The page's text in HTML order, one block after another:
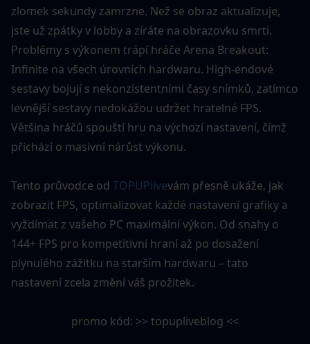
zlomek sekundy zamrzne. Než se obraz aktualizuje,
jste už zpátky v lobby a zíráte na obrazovku smrti.
Problémy s výkonem trápí hráče Arena Breakout:
Infinite na všech úrovních hardwaru. High-endové
sestavy bojují s nekonzistentními časy snímků, zatímco
levnější sestavy nedokážou udržet hratelné FPS.
Většina hráčů spouští hru na výchozí nastavení, čímž
přichází o masivní nárůst výkonu.
Tento průvodce od TOPUPlivevám přesně ukáže, jak
zobrazit FPS, optimalizovat každé nastavení grafiky a
vyždímat z vašeho PC maximální výkon. Od snahy o
144+ FPS pro kompetitivní hraní až po dosažení
plynulého zážitku na starším hardwaru – tato
nastavení zcela změní váš prožitek.
promo kód: >> topupliveblog <<